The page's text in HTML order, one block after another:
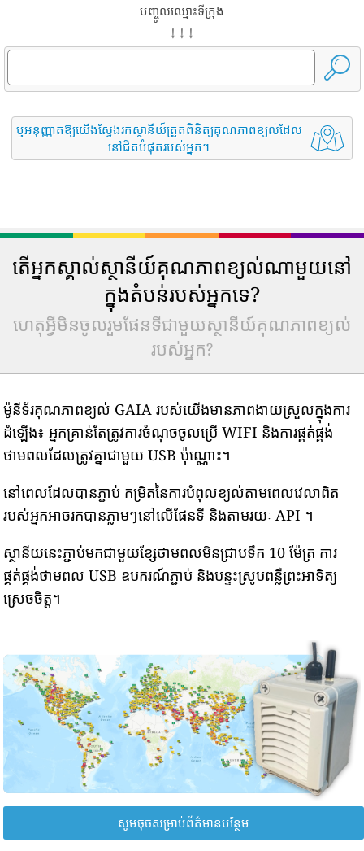
បញ្ចូលឈ្មោះទីក្រុង
↓ ↓ ↓
ឬអនុញ្ញាតឱ្យយើងស្វែងរកស្ថានីយ៍ត្រួតពិនិត្យគុណភាពខ្យល់ដែល
នៅជិតបំផុតរបស់អ្នក។
តើអ្នកស្គាល់ស្ថានីយ៍គុណភាពខ្យល់ណាមួយនៅ
ក្នុងតំបន់របស់អ្នកទេ?
ហេតុអ្វីមិនចូលរួមផែនទីជាមួយស្ថានីយ៍គុណភាពខ្យល់
របស់អ្នក?
ម៉ូនីទ័រគុណភាពខ្យល់ GAIA របស់យើងមានភាពងាយស្រួលក្នុងការ
ដំឡើង៖ អ្នកគ្រាន់តែត្រូវការចំណុចចូលប្រើ WIFI និងការផ្គត់ផ្គង់
ថាមពលដែលត្រូវគ្នាជាមួយ USB ប៉ុណ្ណោះ។
នៅពេលដែលបានភ្ជាប់ កម្រិតនៃការបំពុលខ្យល់តាមពេលវេលាពិត
របស់អ្នកអាចរកបានភ្លាមៗនៅលើផែនទី និងតាមរយៈ API ។
ស្ថានីយនេះភ្ជាប់មកជាមួយខ្សែថាមពលមិនជ្រាបទឹក 10 ម៉ែត្រ ការ
ផ្គត់ផ្គង់ថាមពល USB ឧបករណ៍ភ្ជាប់ និងបន្ទះស្រូបពន្លឺព្រះអាទិត្យ
ស្រេចចិត្ត។
សូមចុចសម្រាប់ព័ត៌មានបន្ថែម